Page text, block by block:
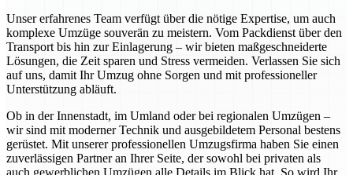
Unser erfahrenes Team verfügt über die nötige Expertise, um auch
komplexe Umzüge souverän zu meistern. Vom Packdienst über den
Transport bis hin zur Einlagerung – wir bieten maßgeschneiderte
Lösungen, die Zeit sparen und Stress vermeiden. Verlassen Sie sich
auf uns, damit Ihr Umzug ohne Sorgen und mit professioneller
Unterstützung abläuft.
Ob in der Innenstadt, im Umland oder bei regionalen Umzügen –
wir sind mit moderner Technik und ausgebildetem Personal bestens
gerüstet. Mit unserer professionellen Umzugsfirma haben Sie einen
zuverlässigen Partner an Ihrer Seite, der sowohl bei privaten als